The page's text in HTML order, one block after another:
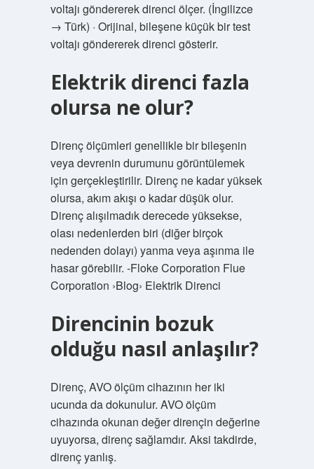
voltajı göndererek direnci ölçer. (İngilizce
→ Türk) · Orijinal, bileşene küçük bir test
voltajı göndererek direnci gösterir.
Elektrik direnci fazla
olursa ne olur?
Direnç ölçümleri genellikle bir bileşenin
veya devrenin durumunu görüntülemek
için gerçekleştirilir. Direnç ne kadar yüksek
olursa, akım akışı o kadar düşük olur.
Direnç alışılmadık derecede yüksekse,
olası nedenlerden biri (diğer birçok
nedenden dolayı) yanma veya aşınma ile
hasar görebilir. -Floke Corporation Flue
Corporation ›Blog› Elektrik Direnci
Direncinin bozuk
olduğu nasıl anlaşılır?
Direnç, AVO ölçüm cihazının her iki
ucunda da dokunulur. AVO ölçüm
cihazında okunan değer dirençin değerine
uyuyorsa, direnç sağlamdır. Aksi takdirde,
direnç yanlış.